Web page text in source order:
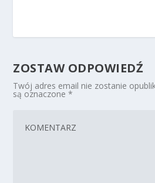
ZOSTAW ODPOWIEDŹ
Twój adres email nie zostanie
są oznaczone*